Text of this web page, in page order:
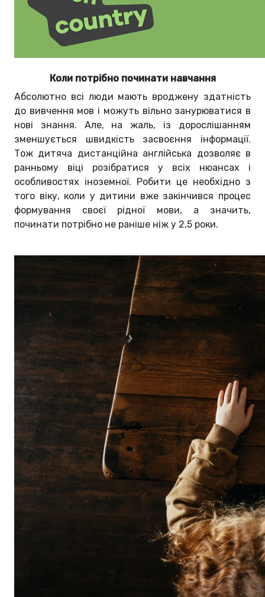
Коли потрібно починати навчання
Абсолютно всі люди мають вроджену здатність
до вивчення мов і можуть вільно занурюватися в
нові знання. Але, на жаль, із дорослішанням
зменшується швидкість засвоєння інформації.
Тож дитяча дистанційна англійська дозволяє в
ранньому віці розібратися у всіх нюансах і
особливостях іноземної. Робити це необхідно з
того віку, коли у дитини вже закінчився процес
формування своєї рідної мови, а значить,
починати потрібно не раніше ніж у 2,5 роки.